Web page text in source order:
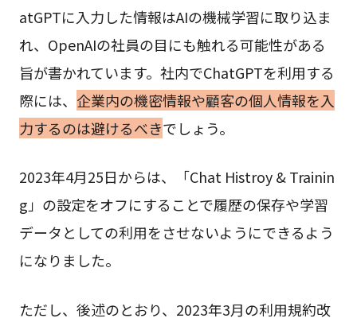
atGPTに入力した情報はAIの機械学習に取り込ま
れ、OpenAIの社員の目にも触れる可能性がある
旨が書かれています。社内でChatGPTを利用する
際には、 企業内の機密情報や顧客の個人情報を入
力するのは避けるべきでしょう。
2023年4月25日からは、「Chat Histroy & Trainin
g」の設定をオフにすることで履歴の保存や学習
データとしての利用をさせないようにできるよう
になりました。
ただし、後述のとおり、2023年3月の利用規約改